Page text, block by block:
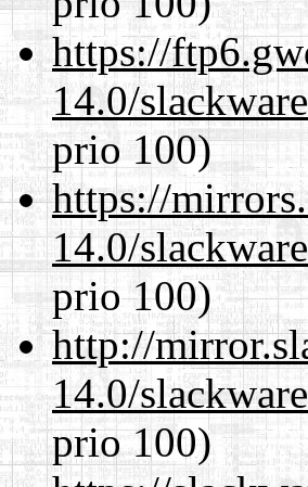
https://
14.0/
prio 100)
https://
14.0/
prio 100)
http://
14.0/
prio 100)